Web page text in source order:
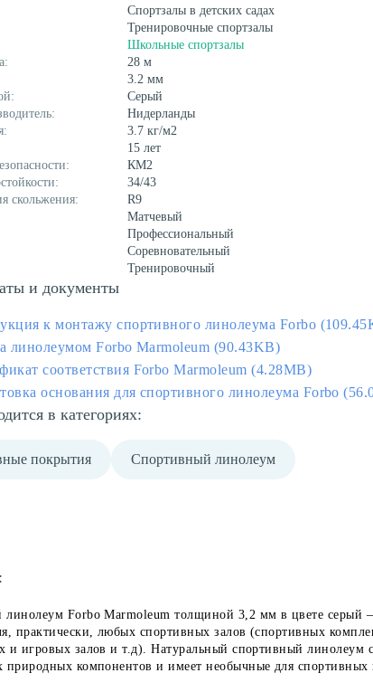
Спортзалы в детских садах
Тренировочные спортзалы
Школьные спортзалы
28 м
3.2 мм
Серый
Нидерланды
3.7 кг/м2
15 лет
КМ2
34/43
скольжения:
R9
Матчевый
Профессиональный
Соревновательный
Тренировочный
и документы
к монтажу спортивного линолеума Forbo
линолеумом Forbo Marmoleum (90.43KB)
соответствия Forbo Marmoleum (4.28MB)
основания для спортивного линолеума Forbo
в категориях:
покрытия Спортивный линолеум
Forbo Marmoleum толщиной 3,2 мм в цвете серый –
практически, любых спортивных залов (спортивных
и игровых залов и т.д). Натуральный спортивный линолеум
природных компонентов и имеет необычные для